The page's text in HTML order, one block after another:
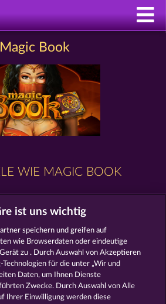
Magic Book
WIE MAGIC BOOK
BOOKS AND BOUNTIES
ist uns wichtig
speichern und greifen auf
wie Browserdaten oder eindeutige
zu . Durch Auswahl von Akzeptieren
für die unter „Wir und
Daten, um Ihnen Dienste
Zwecke. Durch Auswahl von Alle
Ihrer Einwilligung werden diese